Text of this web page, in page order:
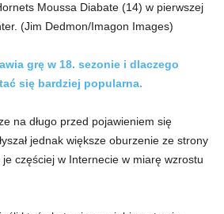
Moussa Diabate (14) w pierwszej
(Jim Dedmon/Imagon Images)
grę w 18. sezonie i dlaczego
się bardziej popularna.
na długo przed pojawieniem się
jednak większe oburzenie ze strony
je częściej w Internecie w miarę wzrostu